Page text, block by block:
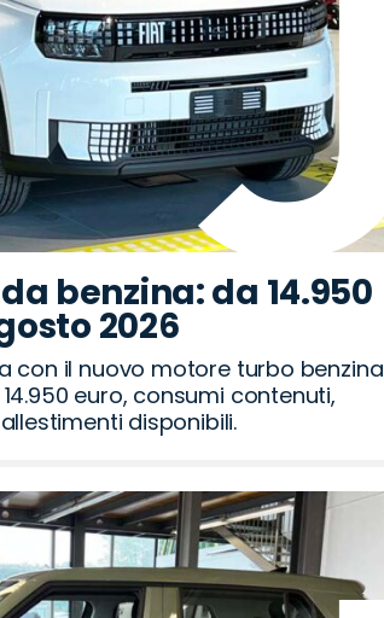
benzina: da 14.950
2026
con il nuovo motore turbo benzina
euro, consumi contenuti,
disponibili.